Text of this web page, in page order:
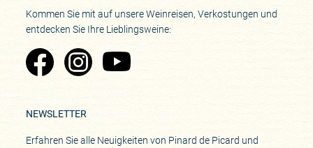
Kommen Sie mit auf unsere Weinreisen, Verkostungen und
entdecken Sie Ihre Lieblingsweine:
Zu Pinard's Facebook-Seite
Zu Pinard's Instagram-Seite
Zu Pinard's YouTube-Seite
NEWSLETTER
Erfahren Sie alle Neuigkeiten von Pinard de Picard und